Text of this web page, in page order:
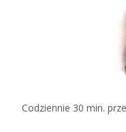
Codziennie 30 min.